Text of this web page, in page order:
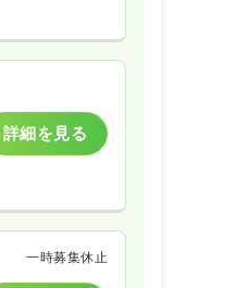
詳細を見る
一時募集休止